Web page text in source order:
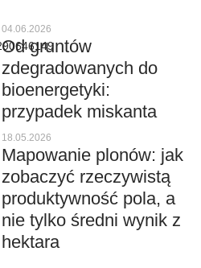
04.06.2026
Od gruntów
zdegradowanych do
bioenergetyki:
przypadek miskanta
18.05.2026
Mapowanie plonów: jak
zobaczyć rzeczywistą
produktywność pola, a
nie tylko średni wynik z
hektara